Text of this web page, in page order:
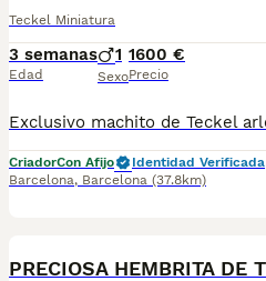
Teckel Miniatura
3 semanas
Edad
1
Sexo
1600 €
Precio
CriadorCon Afijo
Identidad Verificada
Barcelona, Barcelona (37.8km)